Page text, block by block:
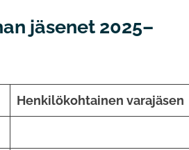
jäsenet 2025–
Henkilökohtainen varajäsen